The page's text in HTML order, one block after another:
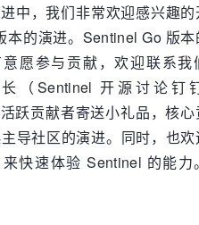
中，我们非常欢迎感兴趣
的演进。Sentinel Go 版
愿参与贡献，欢迎联系我
（Sentinel 开源讨论钉
跃贡献者寄送小礼品，核
导社区的演进。同时，也
来快速体验 Sentinel 的能力